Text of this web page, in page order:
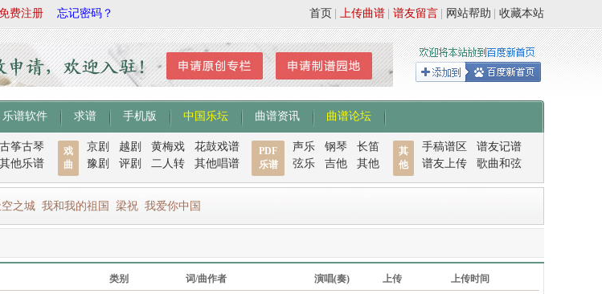
费注册 忘记密码？ 收藏本站
网站帮助
谱友留言
上传曲谱
首页
乐谱软件 求谱 手机版 中国乐坛 曲谱资讯 曲谱论坛
古筝古琴
其他乐谱
戏
曲
京剧 越剧 黄梅戏
花鼓戏谱
豫剧
评剧 二人转 其他唱谱
PDF
乐谱
声乐 钢琴
长笛
弦乐
吉他 其他
其
他
手稿谱区
谱友记谱
谱友上传
歌曲和弦
空之城 我和我的祖国 梁祝 我爱你中国
类别 词/曲作者 演唱(奏) 上传 上传时间